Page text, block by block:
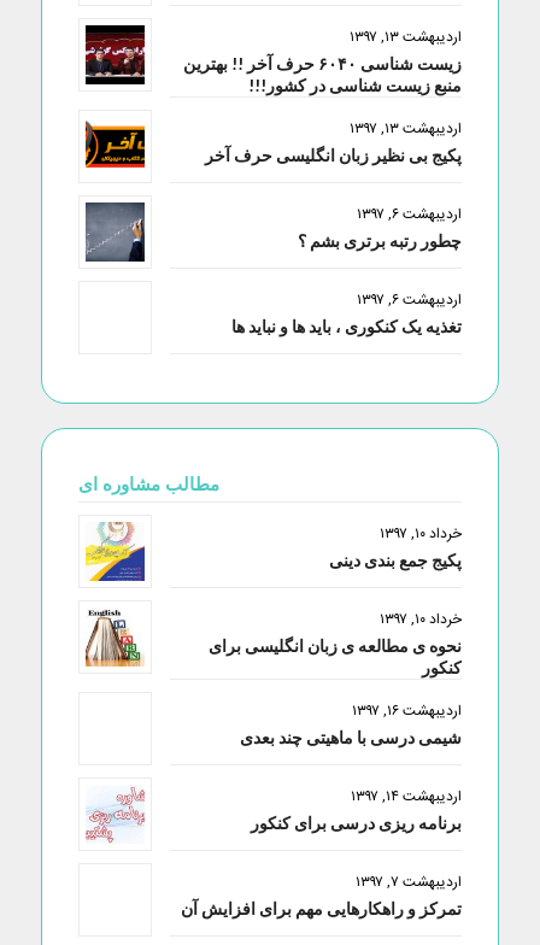
اردیبهشت ۱۳, ۱۳۹۷
زیست شناسی ۶۰۴۰ حرف آخر !! بهترین
منبع زیست شناسی در کشور!!!
اردیبهشت ۱۳, ۱۳۹۷
پکیج بی نظیر زبان انگلیسی حرف آخر
اردیبهشت ۶, ۱۳۹۷
چطور رتبه برتری بشم ؟
اردیبهشت ۶, ۱۳۹۷
تغذیه یک کنکوری ، باید ها و نباید ها
مطالب مشاوره ای
خرداد ۱۰, ۱۳۹۷
پکیج جمع بندی دینی
خرداد ۱۰, ۱۳۹۷
نحوه ی مطالعه ی زبان انگلیسی برای
کنکور
اردیبهشت ۱۶, ۱۳۹۷
شیمی درسی با ماهیتی چند بعدی
اردیبهشت ۱۴, ۱۳۹۷
برنامه ریزی درسی برای کنکور
اردیبهشت ۷, ۱۳۹۷
تمرکز و راهکارهایی مهم برای افزایش آن